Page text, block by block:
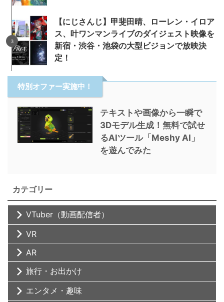
【にじさんじ】甲斐田晴、ローレン・イロア
ス、叶ワンマンライブのダイジェスト映像を
新宿・渋谷・池袋の大型ビジョンで放映決
定！
特別オファー実施中！
テキストや画像から一瞬で
3Dモデル生成！無料で試せ
るAIツール「Meshy AI」
を遊んでみた
カテゴリー
VTuber（動画配信者）
VR
AR
旅行・お出かけ
エンタメ・趣味